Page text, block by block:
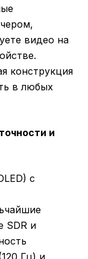
видео на
конструкция
в любых
и
с
SDR и